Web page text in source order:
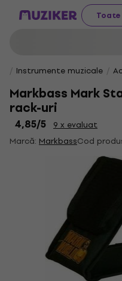
Instrumente muzicale
Markbass Mark
rack-uri
4,85/5
9 x evaluat
Marcă: MarkbassCod